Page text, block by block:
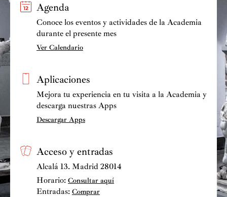
Agenda
Conoce los eventos y actividades de la Academia
durante el presente mes
Ver Calendario
Aplicaciones
Mejora tu experiencia en tu visita a la Academia y
descarga nuestras Apps
Descargar Apps
Acceso y entradas
Alcalá 13. Madrid 28014
Horario: Consultar aquí
Entradas: Comprar